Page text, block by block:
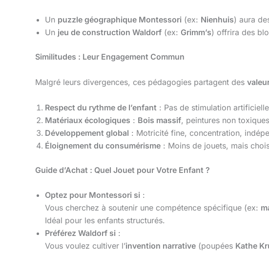
Un puzzle géographique Montessori (ex: Nienhuis) aura
Un jeu de construction Waldorf (ex: Grimm’s) offrira des
Similitudes : Leur Engagement Commun
Malgré leurs divergences, ces pédagogies partagent des
Respect du rythme de l’enfant : Pas de stimulation
Matériaux écologiques : Bois massif, peintures non
Développement global : Motricité fine, concentration,
Éloignement du consumérisme : Moins de jouets, mais
Guide d’Achat : Quel Jouet pour Votre Enfant ?
Optez pour Montessori si :
Vous cherchez à soutenir une compétence spécifique (ex:
Idéal pour les enfants structurés.
Préférez Waldorf si :
Vous voulez cultiver l’invention narrative (poupées Kathe